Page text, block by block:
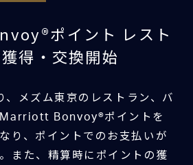
ポイント レスト
得・交換開始
、メズム東京のレストラン、バ
Marriott Bonvoy®ポイントを
り、ポイントでのお支払いが
また、精算時にポイントの獲